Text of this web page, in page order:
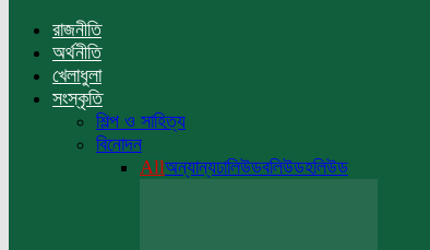
রাজনীতি
অর্থনীতি
খেলাধুলা
সংস্কৃতি
শিল্প ও সাহিত্য
বিনোদন
Allঅন্যান্যঢালিউডবলিউডহলিউড